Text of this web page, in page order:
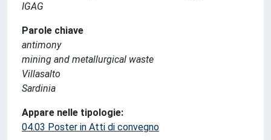
IGAG
Parole chiave
antimony
mining and metallurgical waste
Villasalto
Sardinia
Appare nelle tipologie:
04.03 Poster in Atti di convegno